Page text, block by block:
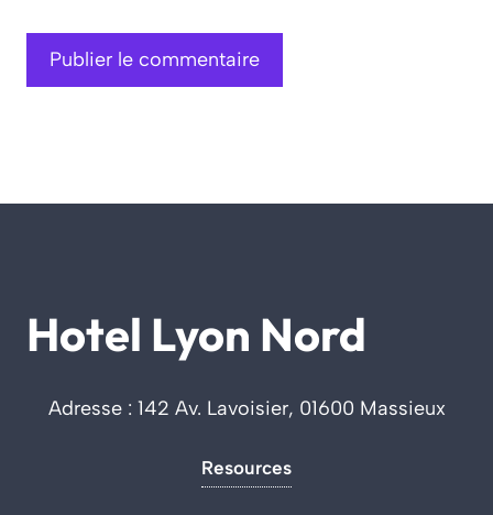
Hotel Lyon Nord
Adresse : 142 Av. Lavoisier, 01600 Massieux
Resources